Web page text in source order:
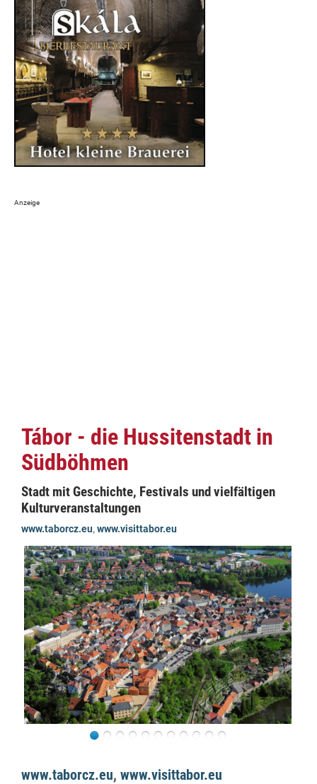
Tábor - die Hussitenstadt in
Südböhmen
Stadt mit Geschichte, Festivals und vielfältigen
Kulturveranstaltungen
www.taborcz.eu,www.visittabor.eu
www.taborcz.eu, www.visittabor.eu